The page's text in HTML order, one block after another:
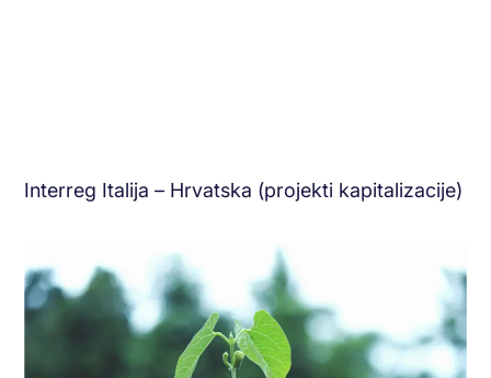
Interreg Italija – Hrvatska (projekti kapitalizacije)